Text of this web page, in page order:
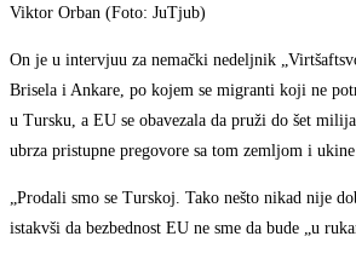
Viktor Orban (Foto: JuTjub)
On je u intervjuu za nemački nedeljnik
Brisela i Ankare, po kojem se migranti koji ne
u Tursku, a EU se obavezala da pruži do šet
ubrza pristupne pregovore sa tom zemljom i
„Prodali smo se Turskoj. Tako nešto nikad nije
istakvši da bezbednost EU ne sme da bude „u